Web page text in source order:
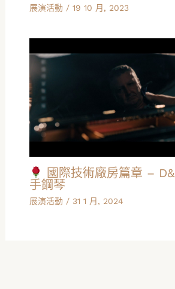
展演活動 / 19 10 月, 2023
國際技術廠房篇章 –
手鋼琴
展演活動 / 31 1 月, 2024